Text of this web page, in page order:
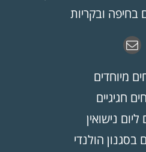
בחיפה ובקריות
מיוחדים
חגיגיים
נישואין
בסגנון הולנדי